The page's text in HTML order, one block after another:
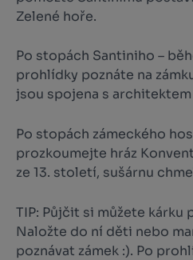
Zelené hoře.
Po stopách Santiniho –
prohlídky poznáte na
jsou spojena s
Po stopách zámeckého
prozkoumejte hráz
ze 13. století, sušárnu
TIP: Půjčit si můžete kárku
Naložte do ní děti nebo
poznávat zámek :). Po